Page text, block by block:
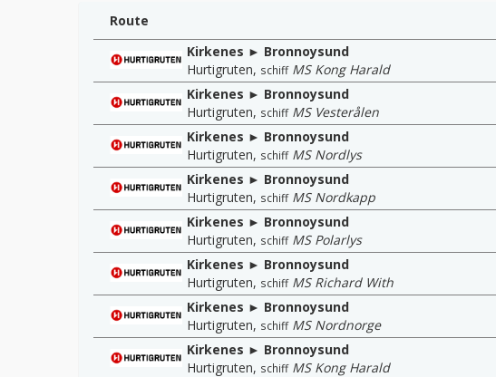
Route
Kirkenes ► Bronnoysund
Hurtigruten, schiff MS Kong Harald
Kirkenes ► Bronnoysund
Hurtigruten, schiff MS Vesterålen
Kirkenes ► Bronnoysund
Hurtigruten, schiff MS Nordlys
Kirkenes ► Bronnoysund
Hurtigruten, schiff MS Nordkapp
Kirkenes ► Bronnoysund
Hurtigruten, schiff MS Polarlys
Kirkenes ► Bronnoysund
Hurtigruten, schiff MS Richard With
Kirkenes ► Bronnoysund
Hurtigruten, schiff MS Nordnorge
Kirkenes ► Bronnoysund
Hurtigruten, schiff MS Kong Harald